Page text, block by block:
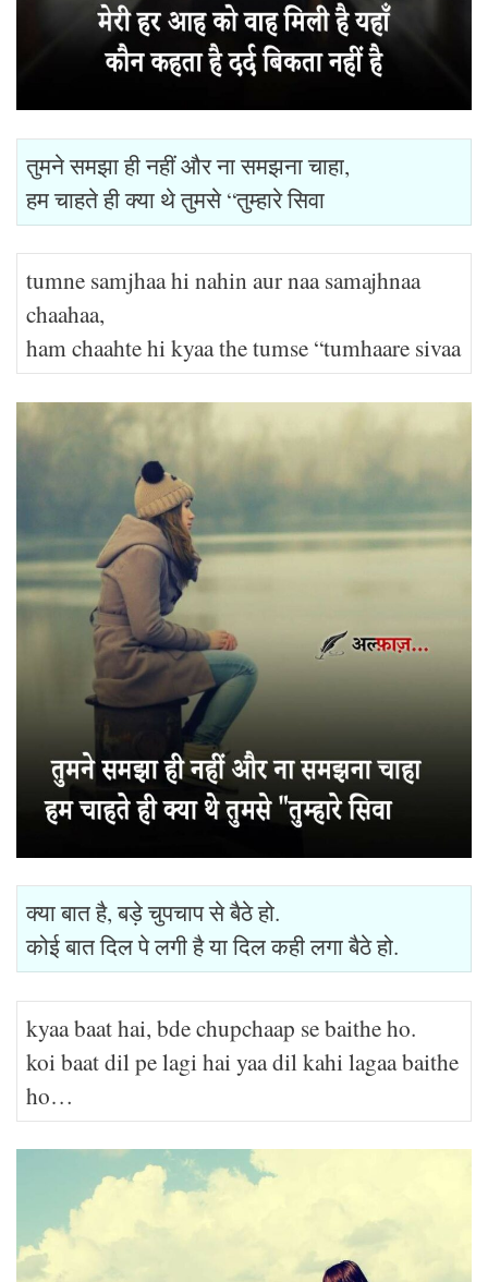
तुमने समझा ही नहीं और ना समझना चाहा,
हम चाहते ही क्या थे तुमसे “तुम्हारे सिवा
tumne samjhaa hi nahin aur naa samajhnaa
chaahaa,
ham chaahte hi kyaa the tumse “tumhaare sivaa
क्या बात है, बड़े चुपचाप से बैठे हो.
कोई बात दिल पे लगी है या दिल कही लगा बैठे हो.
kyaa baat hai, bde chupchaap se baithe ho.
koi baat dil pe lagi hai yaa dil kahi lagaa baithe
ho…